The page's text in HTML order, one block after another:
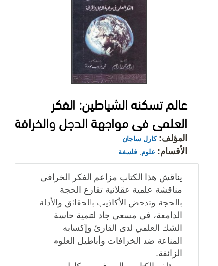
عالم تسكنه الشياطين: الفكر
العلمى فى مواجهة الدجل والخرافة
المؤلف: كارل ساجان
الأقسام: علوم فلسفة
يناقش هذا الكتاب مزاعم الفكر الخرافى
مناقشة علمية عقلانية تقارع الحجة
بالحجة وتدحض الأكاذيب بالحقائق والأدلة
الدامغة، فى مسعى جاد لتنمية حاسة
الشك العلمي لدى القارئ وإكسابه
المناعة ضد الخرافات وأباطيل العلوم
الزائفة.